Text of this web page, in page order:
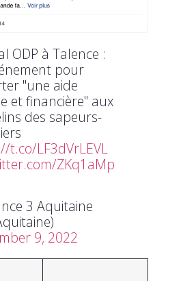
ODP à Talence :
pour
"une aide
et financière" aux
des sapeurs-
t.co/LF3dVrLEVL
ZKq1aMp
3 Aquitaine
9, 2022